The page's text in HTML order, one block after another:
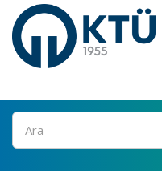
Ara